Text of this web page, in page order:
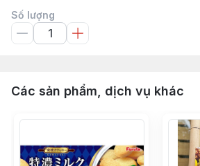
Số lượng
Các sản phẩm, dịch vụ khác